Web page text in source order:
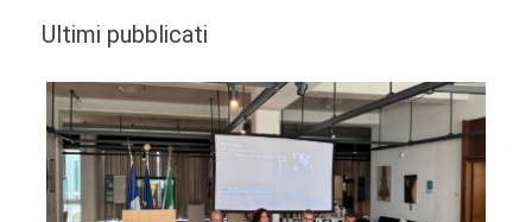
Ultimi pubblicati